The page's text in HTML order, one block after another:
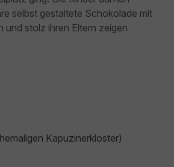
selbst gestaltete Schokolade mit
und stolz ihren Eltern zeigen
Kapuzinerkloster)